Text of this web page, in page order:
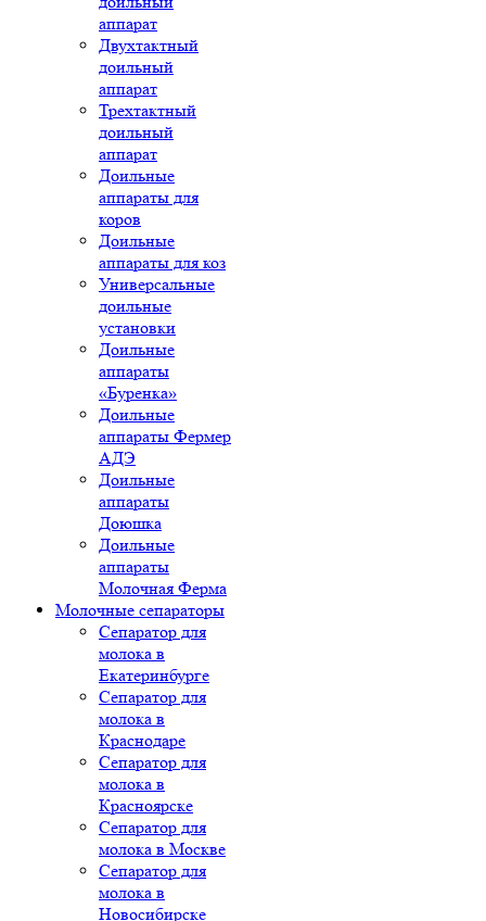
аппарат
Двухтактный
доильный
аппарат
Трехтактный
доильный
аппарат
Доильные
аппараты для
коров
Доильные
аппараты для коз
Универсальные
доильные
установки
Доильные
аппараты
«Буренка»
Доильные
аппараты Фермер
АДЭ
Доильные
аппараты
Доюшка
Доильные
аппараты
Молочная Ферма
Молочные сепараторы
Сепаратор для
молока в
Екатеринбурге
Сепаратор для
молока в
Краснодаре
Сепаратор для
молока в
Красноярске
Сепаратор для
молока в Москве
Сепаратор для
молока в
Новосибирске